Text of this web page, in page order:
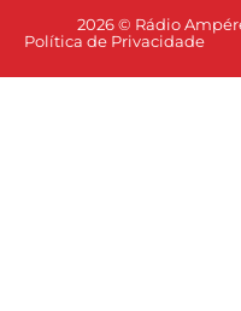
2026 © Rádio
Política de Privacidade